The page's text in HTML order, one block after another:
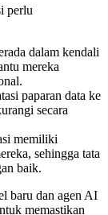
perlu
dalam kendali
mereka
paparan data ke
secara
memiliki
sehingga tata
baik.
baru dan agen AI
memastikan